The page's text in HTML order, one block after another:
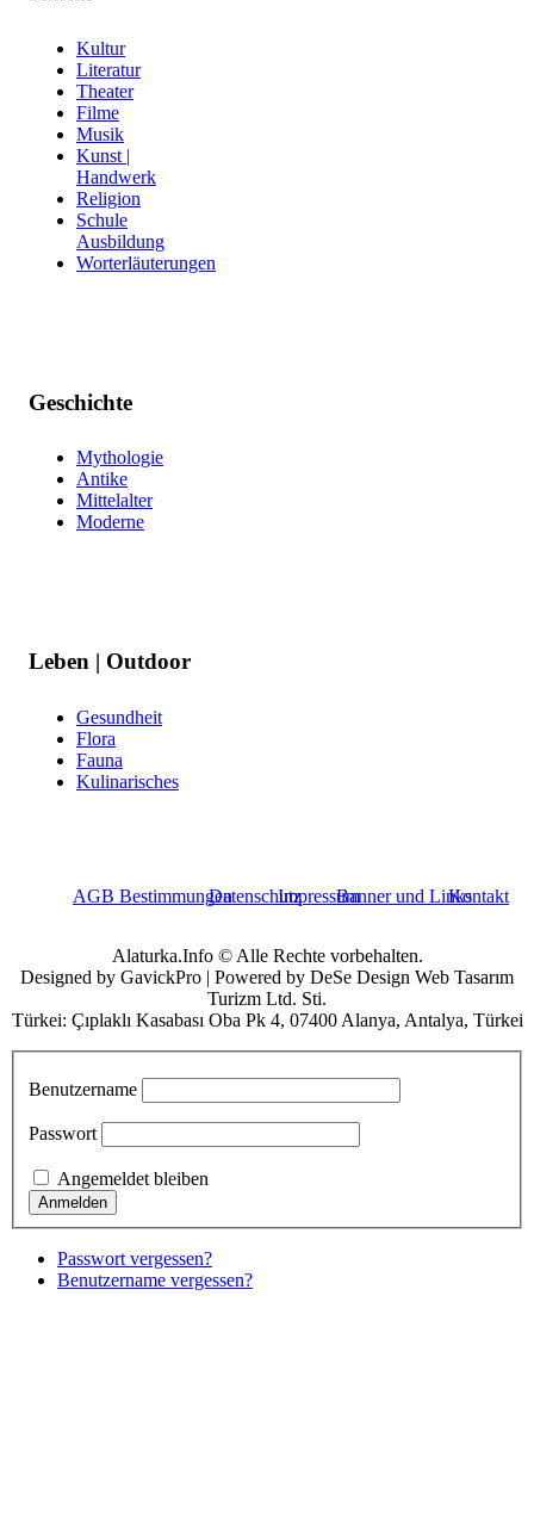
Kultur
Literatur
Theater
Filme
Musik
Kunst |
Handwerk
Religion
Schule
Ausbildung
Worterläuterungen
Geschichte
Mythologie
Antike
Mittelalter
Moderne
Leben | Outdoor
Gesundheit
Flora
Fauna
Kulinarisches
AGB BestimmungenDatenschutzImpressumBanner und LinksKontakt
Alaturka.Info © Alle Rechte vorbehalten.
Designed by GavickPro | Powered by DeSe Design Web Tasarım
Turizm Ltd. Sti.
Türkei: Çıplaklı Kasabası Oba Pk 4, 07400 Alanya, Antalya, Türkei
Benutzername
Passwort
Angemeldet bleiben
Passwort vergessen?
Benutzername vergessen?